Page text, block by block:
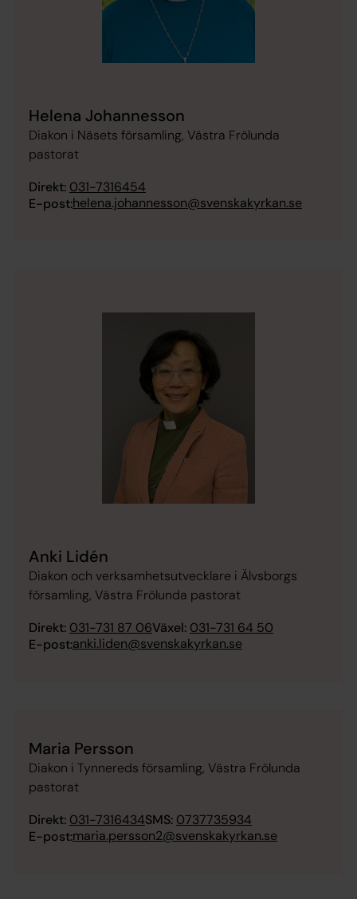
Helena Johannesson
Diakon i Näsets församling, Västra Frölunda
pastorat
Direkt: 031-7316454
E-post:helena.johannesson@svenskakyrkan.se
Anki Lidén
Diakon och verksamhetsutvecklare i Älvsborgs
församling, Västra Frölunda pastorat
Direkt: 031-731 87 06Växel: 031-731 64 50
E-post:anki.liden@svenskakyrkan.se
Maria Persson
Diakon i Tynnereds församling, Västra Frölunda
pastorat
Direkt: 031-7316434SMS: 0737735934
E-post:maria.persson2@svenskakyrkan.se